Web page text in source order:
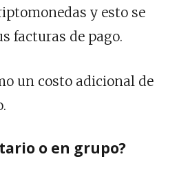
y esto se
facturas de pago.
un costo adicional de
o en grupo?